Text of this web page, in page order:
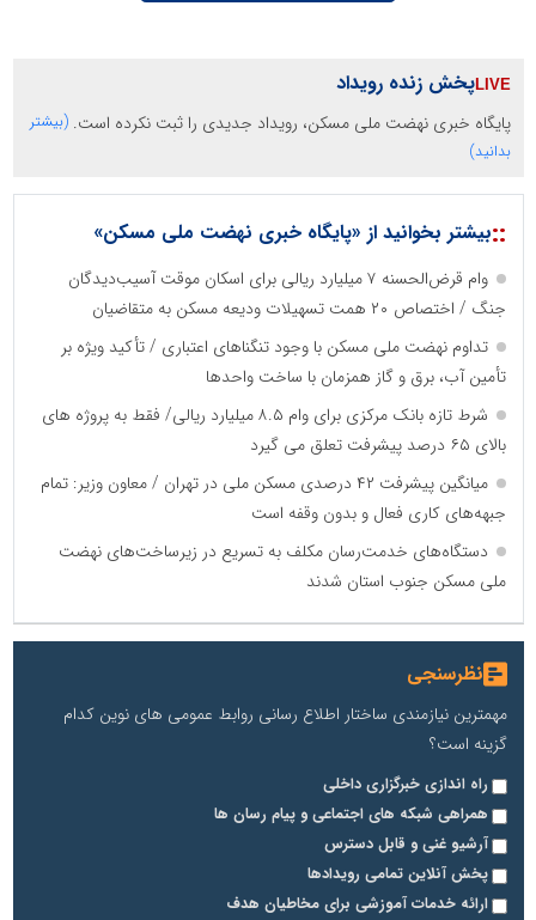
پخش زنده رویداد
پایگاه خبری نهضت ملی مسکن، رویداد جدیدی را ثبت نکرده است. (بیشتر
بدانید)
::بیشتر بخوانید از «پایگاه خبری نهضت ملی مسکن»
وام قرض‌الحسنه ۷ میلیارد ریالی برای اسکان موقت آسیب‌دیدگان
جنگ / اختصاص ۲۰ همت تسهیلات ودیعه مسکن به متقاضیان
تداوم نهضت ملی مسکن با وجود تنگناهای اعتباری / تأکید ویژه بر
تأمین آب، برق و گاز همزمان با ساخت واحدها
شرط تازه بانک مرکزی برای وام ۸.۵ میلیارد ریالی/ فقط به پروژه های
بالای ۶۵ درصد پیشرفت تعلق می گیرد
میانگین پیشرفت ۴۲ درصدی مسکن ملی در تهران / معاون وزیر: تمام
جبهه‌های کاری فعال و بدون وقفه است
دستگاه‌های خدمت‌رسان مکلف به تسریع در زیرساخت‌های نهضت
ملی مسکن جنوب استان شدند
نظرسنجی
مهمترین نیازمندی ساختار اطلاع رسانی روابط عمومی های نوین کدام
گزینه است؟
راه اندازی خبرگزاری داخلی
همراهی شبکه های اجتماعی و پیام رسان ها
آرشیو غنی و قابل دسترس
پخش آنلاین تمامی رویدادها
ارائه خدمات آموزشی برای مخاطیان هدف